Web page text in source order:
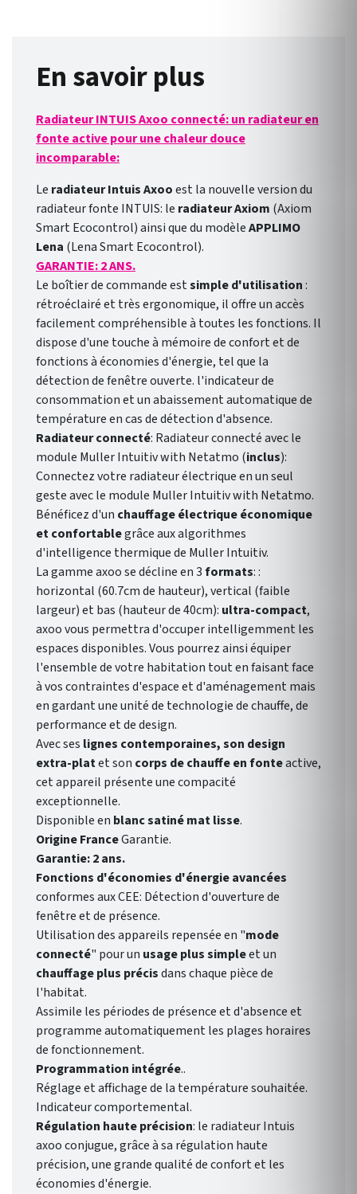
Intuitiv, Noirot, Airelec,
Campa et Applimo. Permet
information sur le cablage.
En savoir plus
Radiateur INTUIS Axoo connecté: un radiateur en
fonte active pour une chaleur douce
incomparable:
Le radiateur Intuis Axooest la nouvelle version du
radiateur fonte INTUIS: le radiateur Axiom (Axiom
Smart Ecocontrol) ainsi que du modèleAPPLIMO
Lena (Lena Smart Ecocontrol).
GARANTIE: 2 ANS.
Le boîtier de commande estsimple d'utilisation :
rétroéclairé et très ergonomique, il offre un accès
facilement compréhensible à toutes les fonctions. Il
dispose d'une touche à mémoire de confort et de
fonctions à économies d'énergie, tel que la
détection de fenêtre ouverte. l'indicateur de
consommation et un abaissement automatique de
température en cas de détection d'absence.
Radiateur connecté: Radiateur connecté avec le
module Muller Intuitiv with Netatmo (inclus):
Connectez votre radiateur électrique en un seul
geste avec le module Muller Intuitiv with Netatmo.
Bénéficez d'un chauffage électrique économique
et confortablegrâce aux algorithmes
d'intelligence thermique de Muller Intuitiv.
La gamme axoo se décline en 3formats: :
horizontal (60.7cm de hauteur), vertical (faible
largeur) et bas (hauteur de 40cm): ultra-compact,
axoo vous permettra d'occuper intelligemment les
espaces disponibles. Vous pourrez ainsi équiper
l'ensemble de votre habitation tout en faisant face
à vos contraintes d'espace et d'aménagement mais
en gardant une unité de technologie de chauffe, de
performance et de design.
Avec ses lignes contemporaines, son design
extra-platet son corps de chauffe en fonteactive,
cet appareil présente une compacité
exceptionnelle.
Disponible en blanc satiné mat lisse.
Origine FranceGarantie.
Garantie: 2 ans.
Fonctions d'économies d'énergie avancées
conformes aux CEE: Détection d'ouverture de
fenêtre et de présence.
Utilisation des appareils repensée en "mode
connecté" pour un usage plus simpleet un
chauffage plus précisdans chaque pièce de
l'habitat.
Assimile les périodes de présence et d'absence et
programme automatiquement les plages horaires
de fonctionnement.
Programmation intégrée..
Réglage et affichage de la température souhaitée.
Indicateur comportemental.
Régulation haute précision: le radiateur Intuis
axoo conjugue, grâce à sa régulation haute
précision, une grande qualité de confort et les
économies d'énergie.